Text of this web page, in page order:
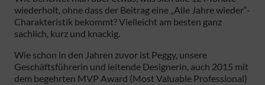
wiederholt, ohne dass der Beitrag eine „Alle Jahre wieder“-
Charakteristik bekommt? Vielleicht am besten ganz
sachlich, kurz und knackig.
Wie schon in den Jahren zuvor ist Peggy, unsere
Geschäftsführerin und leitende Designerin, auch 2015 mit
dem begehrten MVP Award (Most Valuable Professional)